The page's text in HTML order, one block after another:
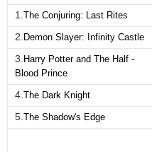
1. The Conjuring: Last Rites
2. Demon Slayer: Infinity Castle
3. Harry Potter and The Half -
Blood Prince
4. The Dark Knight
5. The Shadow's Edge